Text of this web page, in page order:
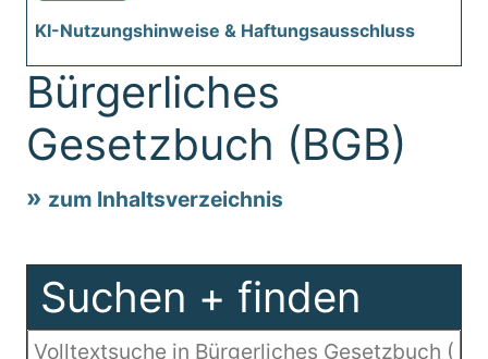
KI-Nutzungshinweise & Haftungsausschluss
Bürgerliches
Gesetzbuch (BGB)
zum Inhaltsverzeichnis
Suchen + finden